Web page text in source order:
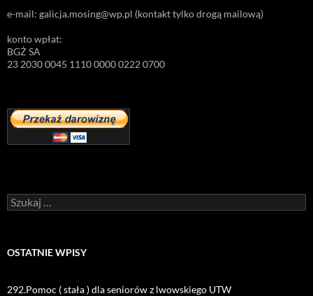
e-mail: galicja.mosing@wp.pl (kontakt tylko drogą mailową)
konto wpłat:
BGŻ SA
23 2030 0045 1110 0000 0222 0700
Szukaj:
OSTATNIE WPISY
292.Pomoc ( stała ) dla seniorów z lwowskiego UTW